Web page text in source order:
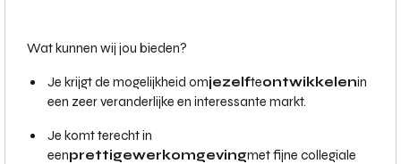
Wat kunnen wij jou bieden?
Je krijgt de mogelijkheid omjezelfteontwikkelenin
een zeer veranderlijke en interessante markt.
Je komt terecht in
eenprettigewerkomgevingmet fijne collegiale